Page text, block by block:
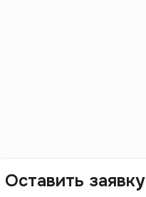
Оставить заявку